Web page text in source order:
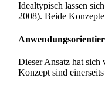
Idealtypisch lassen
2008). Beide
Dieser Ansatz hat sich
Konzept sind